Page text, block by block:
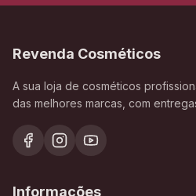
Revenda Cosméticos
A sua loja de cosméticos
das melhores marcas, com
Informações